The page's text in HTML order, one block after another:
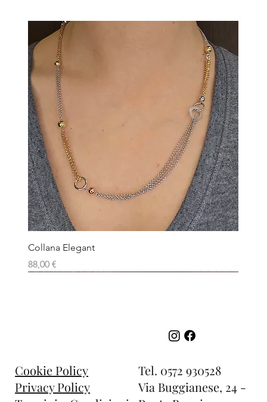
Collana Elegant
Prezzo
88,00 €
Tel. 0572 930528
Via Buggianese, 24 -
Cookie Policy
Privacy Policy